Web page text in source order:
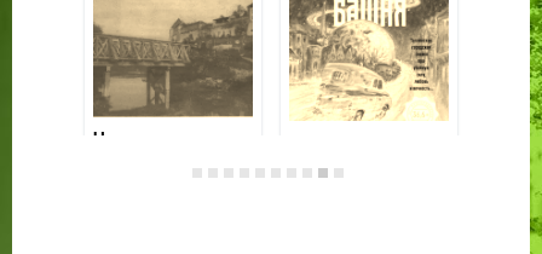
Памятник
Таллин